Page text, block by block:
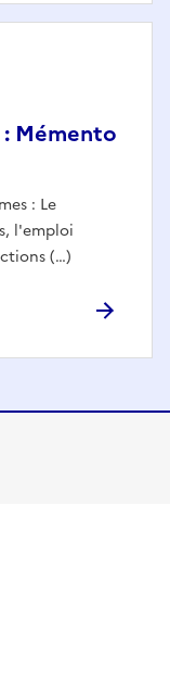
Mémento
: Le
l'emploi
(…)